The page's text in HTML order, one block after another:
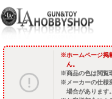
ホームページ掲
ん。
商品の色は閲覧
メーカーの仕
場合があります。